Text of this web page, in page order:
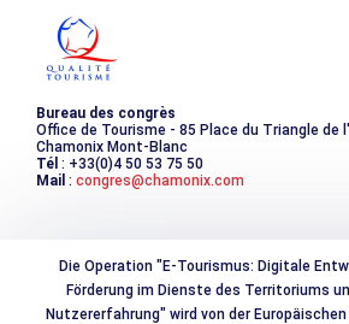
Les incontournables
Photothèque
Bureau des congrès
Office de Tourisme - 85 Place du Triangle de
Chamonix Mont-Blanc
Tél : +33(0)4 50 53 75 50
Mail : congres@chamonix.com
Die Operation "E-Tourismus: Digitale
Förderung im Dienste des Territoriums
Nutzererfahrung" wird von der Europäischen